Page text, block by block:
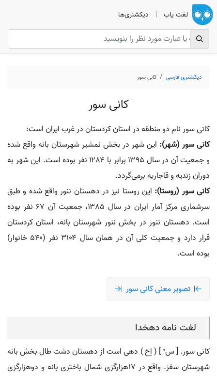
لغت یاب | دیکشنری‌ها
دیکشنری فارسی کانی سور
کانی سور
کانی سور نام دو منطقه در استان کردستان در غرب ایران است:
کانی سور (شهر): این شهر در بخش نمشیر شهرستان بانه واقع شده
و جمعیت آن در سال ۱۳۹۵ برابر با ۱۲۸۴ نفر بوده است. این شهر به
دوران زندیه و قاجاریه برمی‌گردد.
کانی سور (روستا): این روستا نیز در دهستان ننور واقع شده و طبق
سرشماری مرکز آمار ایران در سال ۱۳۸۵، جمعیت آن ۶۷ نفر بوده
است. دهستان ننور در بخش ننور شهرستان بانه، استان کردستان
قرار دارد و جمعیت کلی آن در همان سال ۳۱۰۴ نفر (۵۴۰ خانوار)
بوده است.
تصویر معنی کانی سور
لغت نامه دهخدا
کانی سور. [ س ُ ] ( اِخ ) دهی است از دهستان دشت طال بخش بانه
شهرستان سقز. واقع در 17هزارگزی شمال باختری بانه و دوهزارگزی